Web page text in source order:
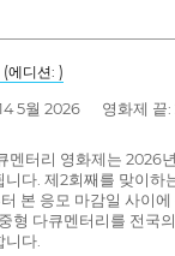
(에디션: )
5월 2026 영화제 끝:
멘터리 영화제는 2026
니다. 제2회째를 맞이하
본 응모 마감일 사이
형 다큐멘터리를 전국
니다.